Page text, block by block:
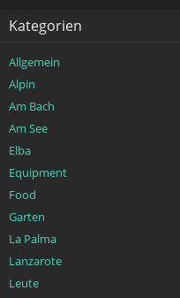
Kategorien
Allgemein
Alpin
Am Bach
Am See
Elba
Equipment
Food
Garten
La Palma
Lanzarote
Leute